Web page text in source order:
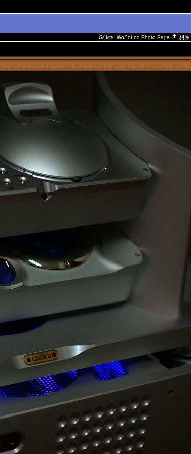
Gallery: WoSoLoo Photo Page 相簿: